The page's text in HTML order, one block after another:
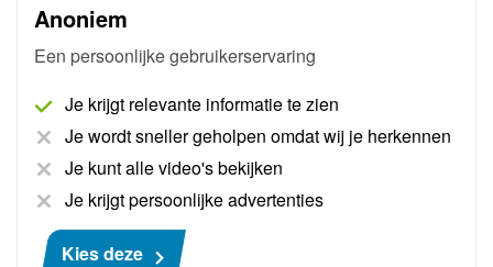
Anoniem
Een persoonlijke gebruikerservaring
Je krijgt relevante informatie te zien
Je wordt sneller geholpen omdat wij je herkennen
Je kunt alle video's bekijken
Je krijgt persoonlijke advertenties
Kies deze
onze specialisten in huis. Onze specialist komt in de
praktijk demonstreren wat Pass Thru inhoud en hoe
het in zijn werk gaat.
Meer informatie
€ 755